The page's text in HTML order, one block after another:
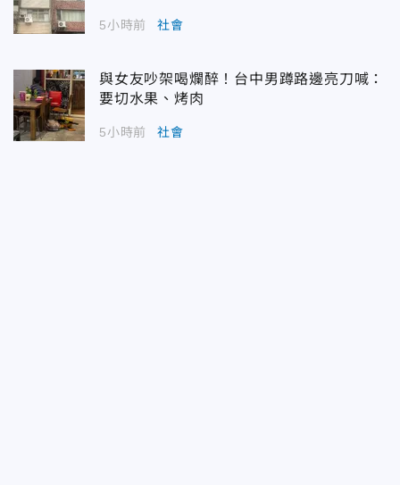
5小時前 社會
與女友吵架喝爛醉！台中男蹲路邊亮刀喊：
要切水果、烤肉
5小時前 社會